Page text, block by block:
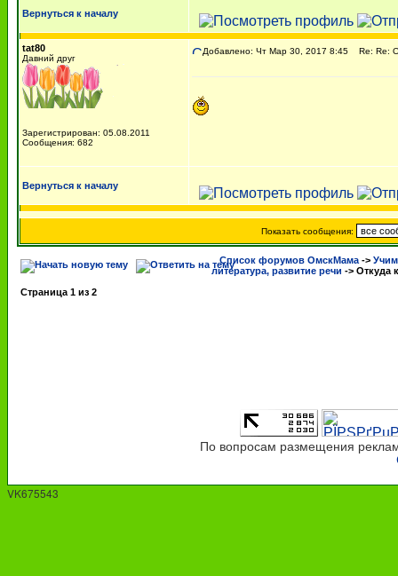
Вернуться к началу
tat80
Давний друг
Зарегистрирован: 05.08.2011
Сообщения: 682
Добавлено: Чт Мар 30, 2017 8:45 Re: Re:
Вернуться к началу
Показать сообщения:
Список форумов ОмскМама ->
литература, развитие речи -> Откуда
Страница 1 из 2
По вопросам размещения
VK675543